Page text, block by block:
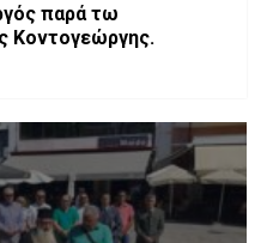
παρά τω
Κοντογεώργης.